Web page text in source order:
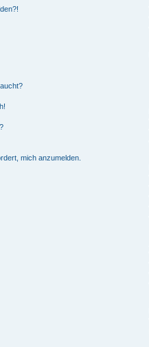
mich anzumelden.